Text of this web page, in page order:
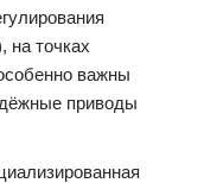
на точках
важны
приводы